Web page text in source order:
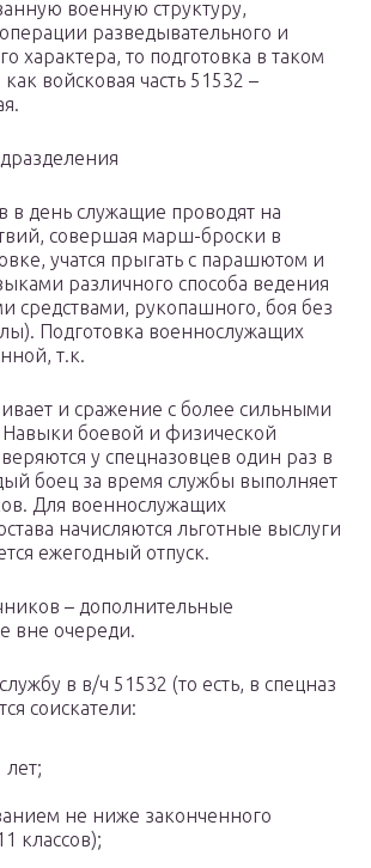
военную структуру,
разведывательного и
характера, то подготовка в таком
войсковая часть 51532 –
в день служащие проводят на
совершая марш-броски в
учатся прыгать с парашютом и
различного способа ведения
средствами, рукопашного, боя без
Подготовка военнослужащих
т.к.
и сражение с более сильными
боевой и физической
у спецназовцев один раз в
боец за время службы выполняет
Для военнослужащих
начисляются льготные выслуги
ежегодный отпуск.
– дополнительные
вне очереди.
в в/ч 51532 (то есть, в спецназ
соискатели:
лет;
не ниже законченного
классов);